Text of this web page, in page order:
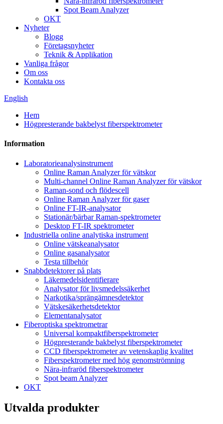
Spot Beam Analyzer
OKT
Nyheter
Blogg
Företagsnyheter
Teknik & Applikation
Vanliga frågor
Om oss
Kontakta oss
English
Hem
Högpresterande bakbelyst fiberspektrometer
Information
Laboratorieanalysinstrument
Online Raman Analyzer för vätskor
Multi-channel Online Raman Analyzer för vätskor
Raman-sond och flödescell
Online Raman Analyzer för gaser
Online FT-IR-analysator
Stationär/bärbar Raman-spektrometer
Desktop FT-IR spektrometer
Industriella online analytiska instrument
Online vätskeanalysator
Online gasanalysator
Testa tillbehör
Snabbdetektorer på plats
Läkemedelsidentifierare
Analysator för livsmedelssäkerhet
Narkotika/sprängämnesdetektor
Vätskesäkerhetsdetektor
Elementanalysator
Fiberoptiska spektrometrar
Universal kompaktfiberspektrometer
Högpresterande bakbelyst fiberspektrometer
CCD fiberspektrometer av vetenskaplig kvalitet
Fiberspektrometer med hög genomströmning
Nära-infraröd fiberspektrometer
Spot beam Analyzer
OKT
Utvalda produkter